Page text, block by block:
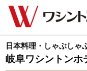
日本料理・しゃぶしゃ
岐阜ワシントン